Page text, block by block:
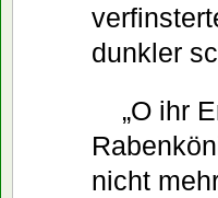
dunkler
„O ihr
nicht